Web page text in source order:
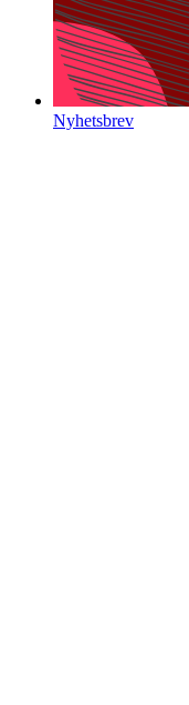
Nyhetsbrev